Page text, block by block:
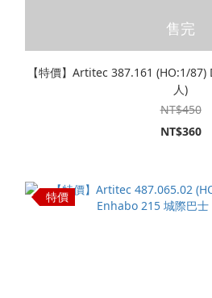
售完
【特價】Artitec 387.161 (HO:1/
人)
NT$450
NT$360
特價